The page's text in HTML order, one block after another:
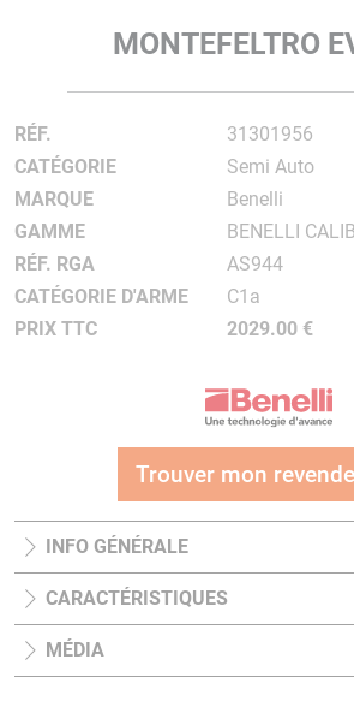
MONTEFELTRO
RÉF.
31301956
CATÉGORIE
Semi Auto
MARQUE
Benelli
GAMME
BENELLI
RÉF. RGA
AS944
CATÉGORIE D'ARME
C1a
PRIX TTC
2029.00 €
Trouver mon
INFO GÉNÉRALE
CARACTÉRISTIQUES
MÉDIA